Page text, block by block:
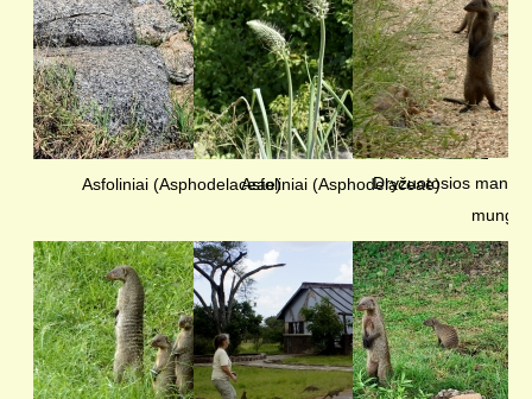
Asfoliniai (Asphodelaceae)Asfoliniai (Asphodelaceae)
Dryžuotosios
mungo)